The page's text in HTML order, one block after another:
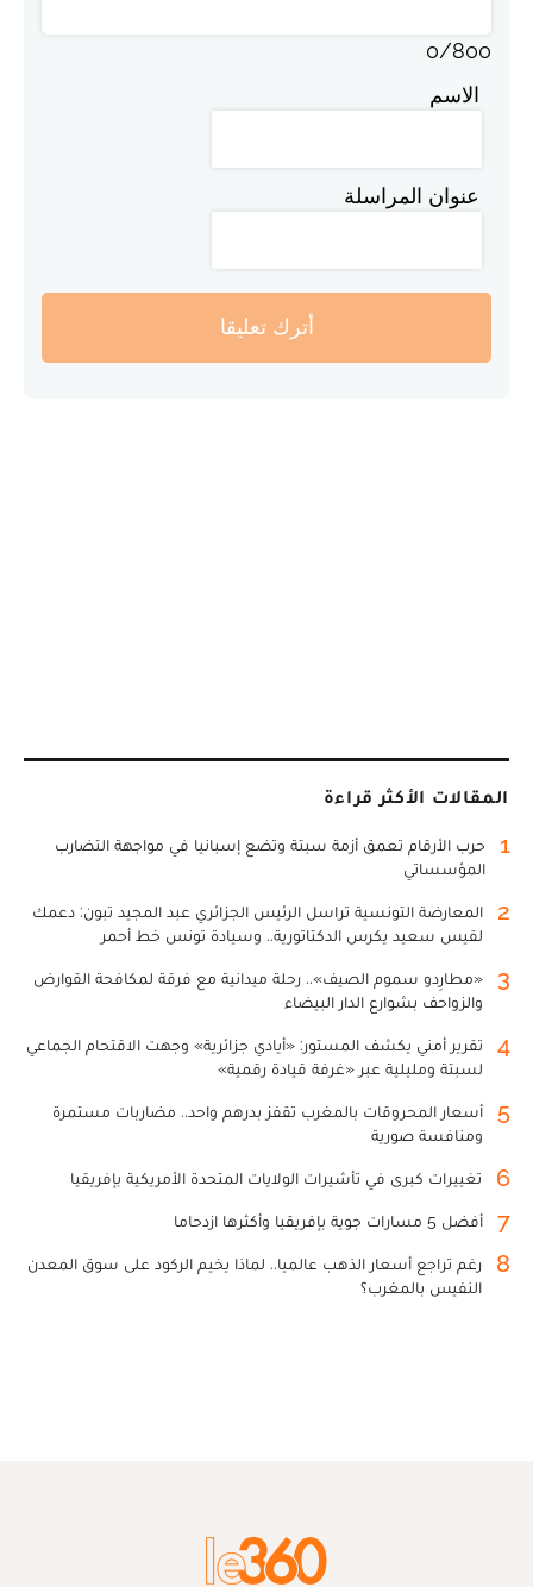
0/800
الاسم
عنوان المراسلة
أترك تعليقا
المقالات الأكثر قراءة
1
حرب الأرقام تعمق أزمة سبتة وتضع إسبانيا في مواجهة التضارب
المؤسساتي
2
المعارضة التونسية تراسل الرئيس الجزائري عبد المجيد تبون: دعمك
لقيس سعيد يكرس الدكتاتورية.. وسيادة تونس خط أحمر
3
«مطارِدو سموم الصيف».. رحلة ميدانية مع فرقة لمكافحة القوارض
والزواحف بشوارع الدار البيضاء
4
تقرير أمني يكشف المستور: «أيادي جزائرية» وجهت الاقتحام الجماعي
لسبتة ومليلية عبر «غرفة قيادة رقمية»
5
أسعار المحروقات بالمغرب تقفز بدرهم واحد.. مضاربات مستمرة
ومنافسة صورية
6 تغييرات كبرى في تأشيرات الولايات المتحدة الأمريكية بإفريقيا
7 أفضل 5 مسارات جوية بإفريقيا وأكثرها ازدحاما
8
رغم تراجع أسعار الذهب عالميا.. لماذا يخيم الركود على سوق المعدن
النفيس بالمغرب؟